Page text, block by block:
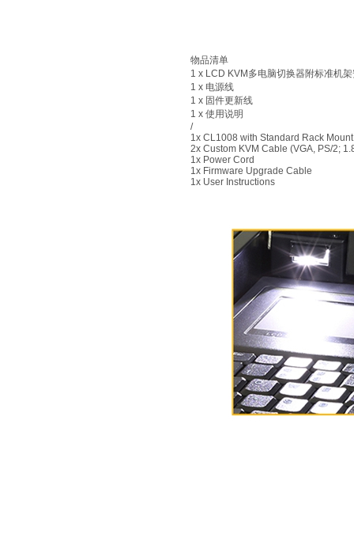
物品清单
1 x LCD KVM多电脑切换器附标准机
1 x 电源线
1 x 固件更新线
1 x 使用说明
/
1x CL1008 with Standard Rack
2x Custom KVM Cable (VGA, PS/2;
1x Power Cord
1x Firmware Upgrade Cable
1x User Instructions